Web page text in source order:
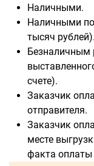
Наличными.
Наличными
тысяч рублей).
Безналичным
счете).
Заказчик
отправителя.
Заказчик
месте
факта